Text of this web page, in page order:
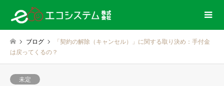
ブログ
「契約の解除（キャンセル）」に関する取り決め：手付金
は戻ってくるの？
未定